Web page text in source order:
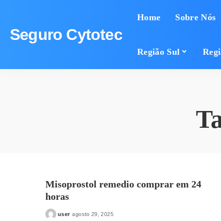
Seguro Cytotec
Home Sobre Nós
Região Sul
Misoprostol remedio comprar em 24
horas
Posted
user agosto 29, 2025